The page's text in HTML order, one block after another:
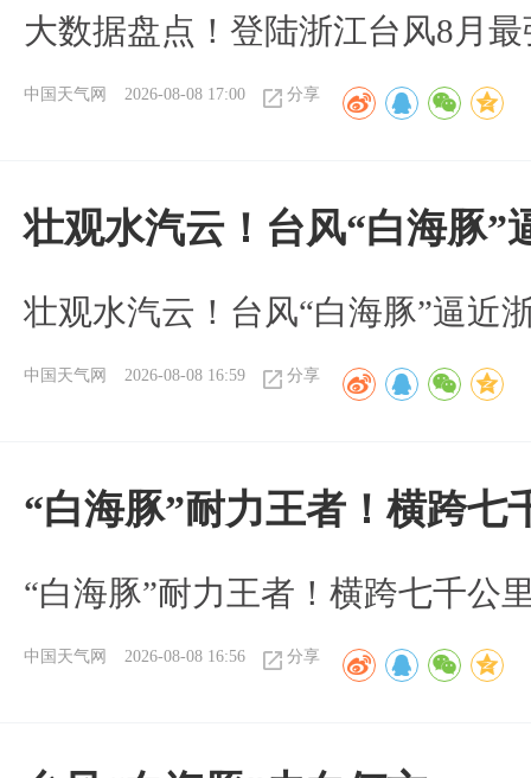
大数据盘点！登陆浙江台风8月
中国天气网 2026-08-08 17:00 分享
壮观水汽云！台风“白海豚”
壮观水汽云！台风“白海豚”逼近
中国天气网 2026-08-08 16:59 分享
“白海豚”耐力王者！横跨七
“白海豚”耐力王者！横跨七千公
中国天气网 2026-08-08 16:56 分享